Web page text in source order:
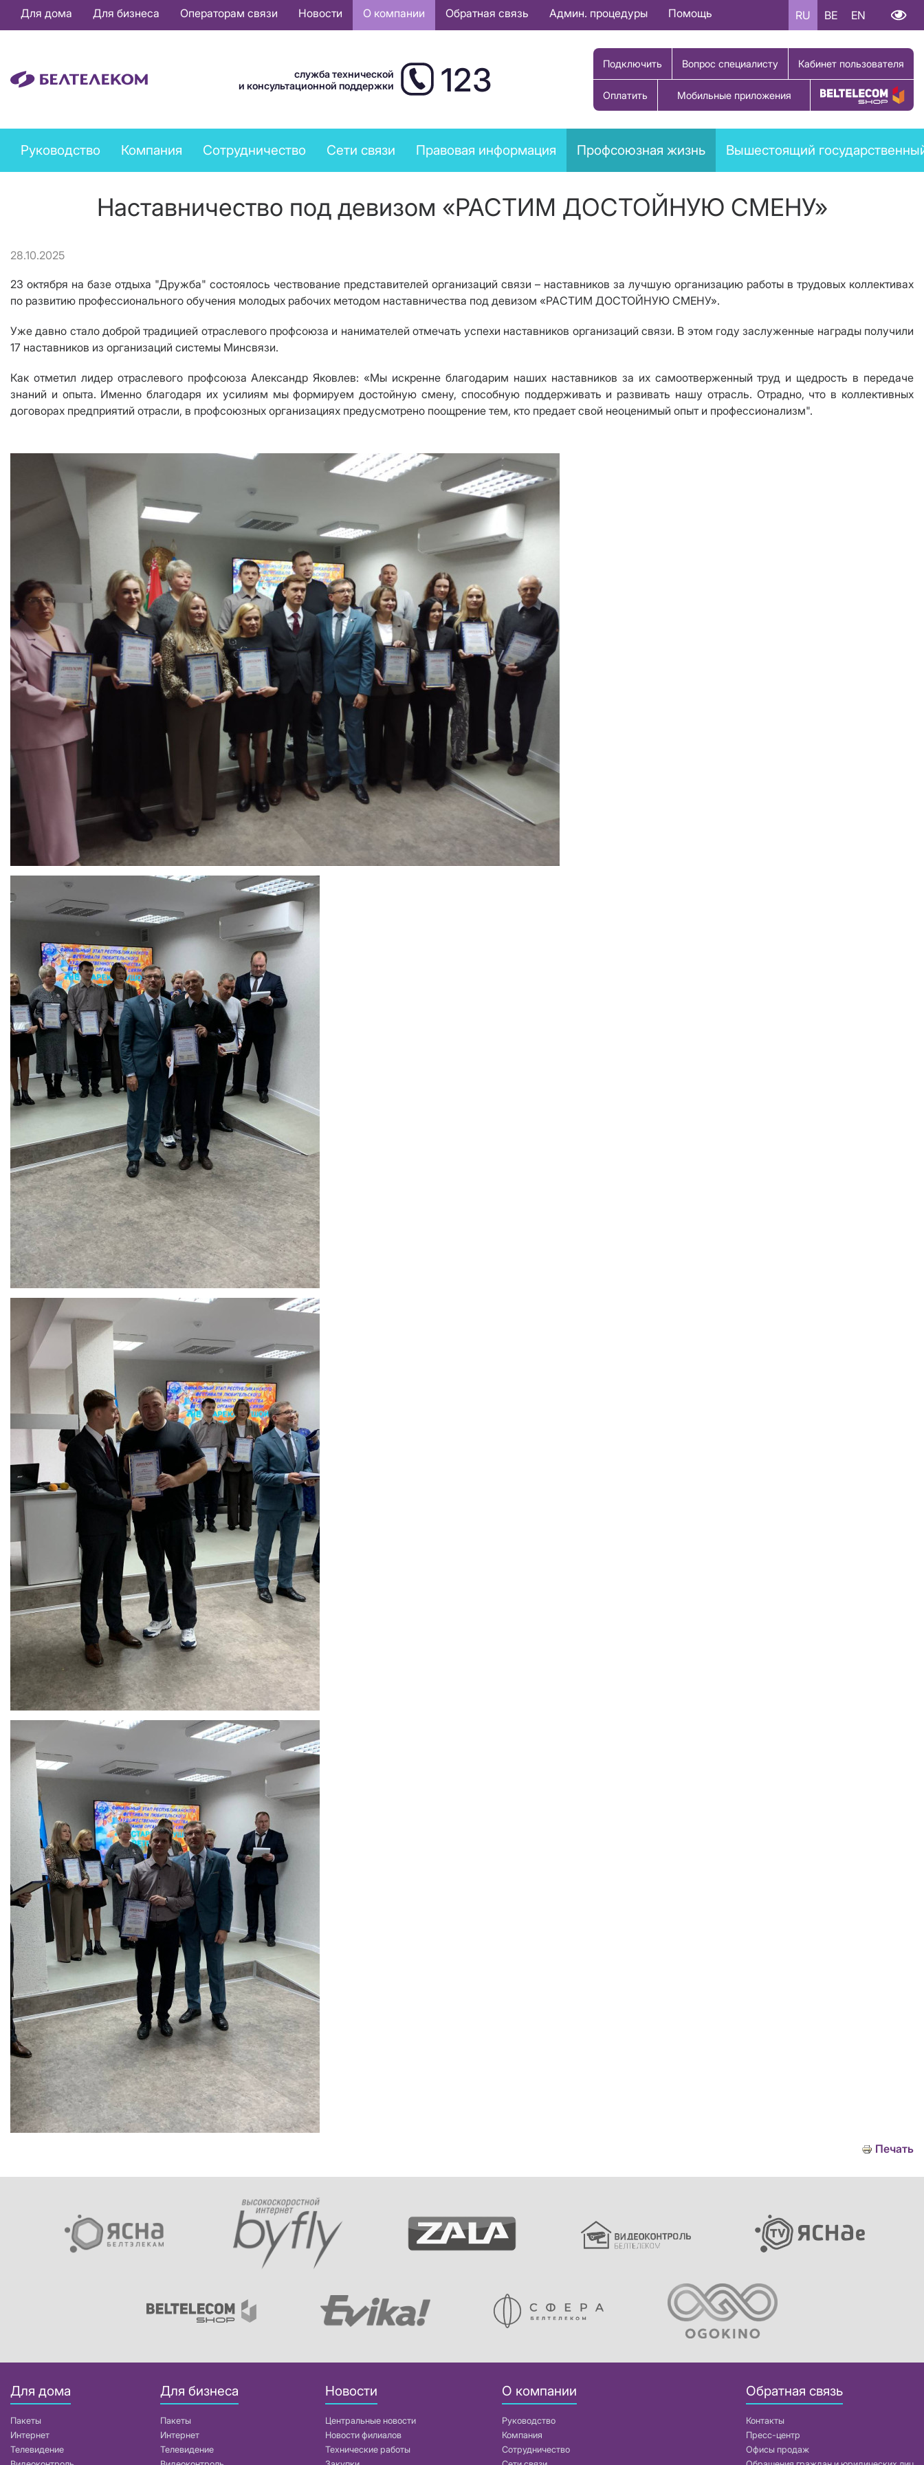
Основная
навигация
Для дома Для бизнеса Операторам связи Новости О компании Обратная связь Админ. процедуры Помощь RU BE EN
служба технической
и консультационной поддержки
123 Подключить Вопрос специалисту Кабинет пользователя
Оплатить Мобильные приложения Купить товар
Company
menu
Руководство Компания Сотрудничество Сети связи Правовая информация Профсоюзная жизнь Вышестоящий
Наставничество под девизом «РАСТИМ ДОСТОЙНУЮ СМЕНУ»
28.10.2025
23 октября на базе отдыха "Дружба" состоялось чествование представителей организаций связи – наставников за лучшую организацию работы в трудовых коллективах
по развитию профессионального обучения молодых рабочих методом наставничества под девизом «РАСТИМ ДОСТОЙНУЮ СМЕНУ».
Уже давно стало доброй традицией отраслевого профсоюза и нанимателей отмечать успехи наставников организаций связи. В этом году заслуженные награды получили
17 наставников из организаций системы Минсвязи.
Как отметил лидер отраслевого профсоюза Александр Яковлев: «Мы искренне благодарим наших наставников за их самоотверженный труд и щедрость в передаче
знаний и опыта. Именно благодаря их усилиям мы формируем достойную смену, способную поддерживать и развивать нашу отрасль. Отрадно, что в коллективных
договорах предприятий отрасли, в профсоюзных организациях предусмотрено поощрение тем, кто предает свой неоценимый опыт и профессионализм".
Печать
Для дома
Пакеты
Интернет
Телевидение
Для бизнеса
Пакеты
Интернет
Телевидение
Новости
Центральные новости
Новости филиалов
Технические работы
О компании
Руководство
Компания
Сотрудничество
Обратная связь
Контакты
Пресс-центр
Офисы продаж